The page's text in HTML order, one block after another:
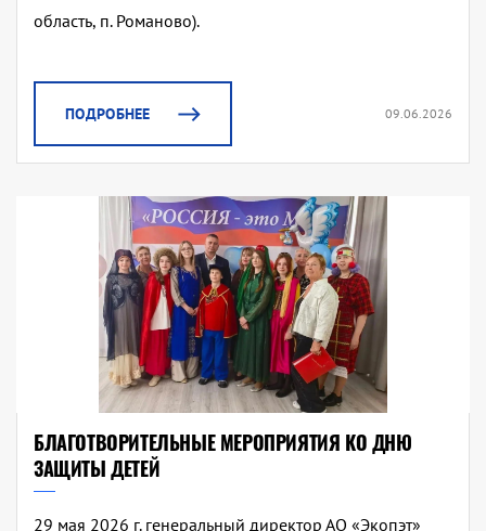
область, п. Романово).
ПОДРОБНЕЕ 09.06.2026
БЛАГОТВОРИТЕЛЬНЫЕ МЕРОПРИЯТИЯ КО ДНЮ
ЗАЩИТЫ ДЕТЕЙ
29 мая 2026 г. генеральный директор АО «Экопэт»